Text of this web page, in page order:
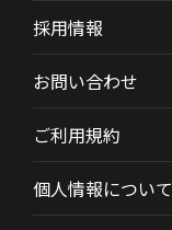
採用情報
お問い合わせ
ご利用規約
個人情報について